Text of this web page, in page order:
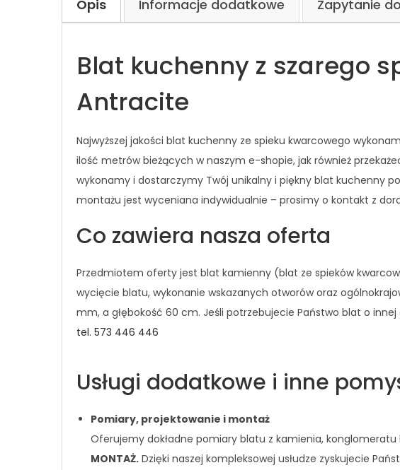
Opis Informacje dodatkowe Zapytanie
Blat kuchenny z szarego
Antracite
Najwyższej jakości blat kuchenny ze spieku kwarcowego
ilość metrów bieżących w naszym e-shopie, jak również
wykonamy i dostarczymy Twój unikalny i piękny blat kuchenny
montażu jest wyceniana indywidualnie – prosimy o kontakt z
Co zawiera nasza oferta
Przedmiotem oferty jest blat kamienny (blat ze spieków
wycięcie blatu, wykonanie wskazanych otworów oraz
mm, a głębokość 60 cm. Jeśli potrzebujecie Państwo blat o
tel. 573 446 446
Usługi dodatkowe i inne
Pomiary, projektowanie i montaż
Oferujemy dokładne pomiary blatu z kamienia,
MONTAŻ. Dzięki naszej kompleksowej usłudze zyskujecie